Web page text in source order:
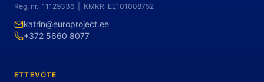
Reg. nr.: 11129336 | KMKR: EE101008752
katrin@europroject.ee
+372 5660 8077
ETTEVÕTE